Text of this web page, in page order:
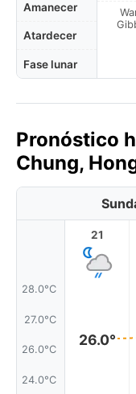
Amanecer
Atardecer
Fase lunar
Pronóstico
Chung,
28.0°C
27.0°C
26.0°C
24.0°C
21
26.0°